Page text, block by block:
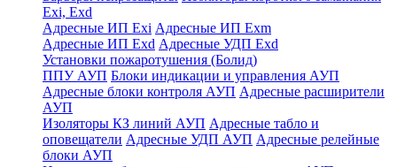
Exi, Exd
Адресные ИП Exi Адресные ИП Exm
Адресные ИП Exd Адресные УДП Exd
Установки пожаротушения (Болид)
ППУ АУП Блоки индикации и управления АУП
Адресные блоки контроля АУП Адресные расширители
АУП
Изоляторы КЗ линий АУП Адресные табло и
оповещатели Адресные УДП АУП Адресные релейные
блоки АУП